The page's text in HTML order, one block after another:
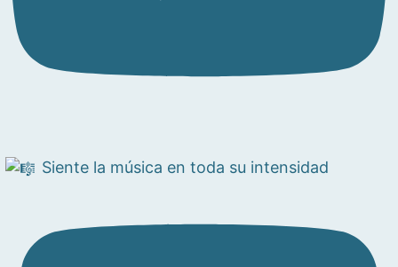
Siente la música en toda su intensidad